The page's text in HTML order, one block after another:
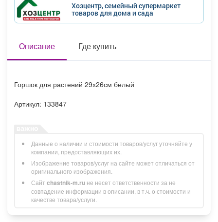
Товары Поздравления Погода
Хозцентр, семейный супермаркет
товаров для дома и сада
Описание Где купить
Горшок для растений 29х26см белый
Артикул: 133847
Данные о наличии и стоимости товаров/услуг уточняйте у
компании, предоставляющих их.
Изображение товаров/услуг на сайте может отличаться от
оригинального изображения.
Сайт chastnik-m.ru не несет ответственности за не
совпадение информации в описании, в т.ч. о стоимости и
качестве товара/услуги.